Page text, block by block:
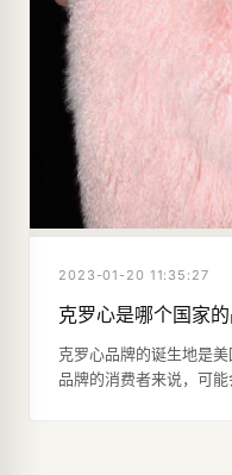
2023-01-20 11:35:27
克罗心是哪个国家
克罗心品牌的诞生地是
品牌的消费者来说，可